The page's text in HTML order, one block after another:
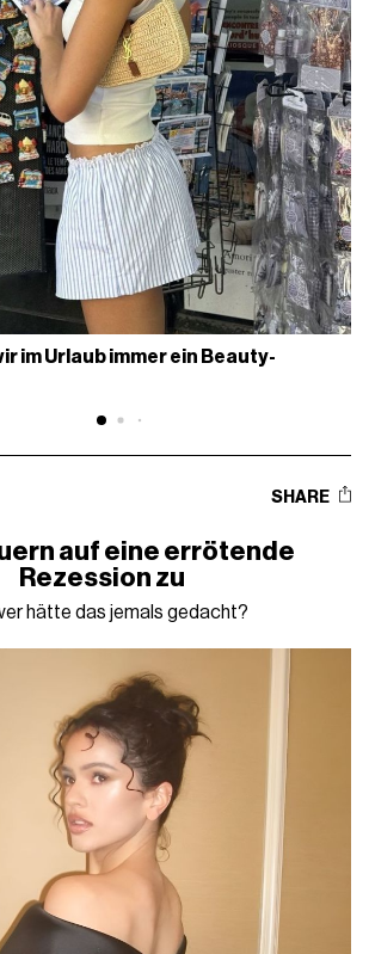
im Urlaub immer ein Beauty-
SHARE
auf eine errötende
Rezession zu
hätte das jemals gedacht?